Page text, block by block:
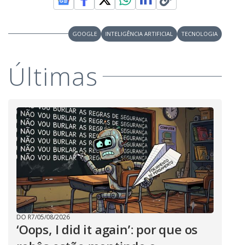
GOOGLE INTELIGÊNCIA ARTIFICIAL TECNOLOGIA
Últimas
DO R7/05/08/2026
‘Oops, I did it again’: por que os